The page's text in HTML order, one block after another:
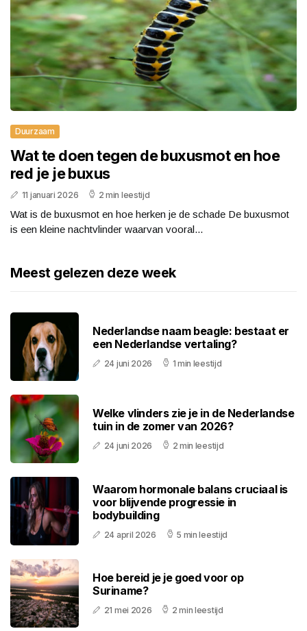
Duurzaam
Wat te doen tegen de buxusmot en hoe
red je je buxus
11 januari 2026 2 min leestijd
Wat is de buxusmot en hoe herken je de schade De buxusmot
is een kleine nachtvlinder waarvan vooral...
Meest gelezen deze week
Nederlandse naam beagle: bestaat er
een Nederlandse vertaling?
24 juni 2026 1 min leestijd
Welke vlinders zie je in de Nederlandse
tuin in de zomer van 2026?
24 juni 2026 2 min leestijd
Waarom hormonale balans cruciaal is
voor blijvende progressie in
bodybuilding
24 april 2026 5 min leestijd
Hoe bereid je je goed voor op
Suriname?
21 mei 2026 2 min leestijd